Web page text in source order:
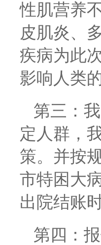
性肌营养
皮肌炎、
疾病为此
影响人类
第三：
定人群，
策。并按
市特困大
出院结账
第四：